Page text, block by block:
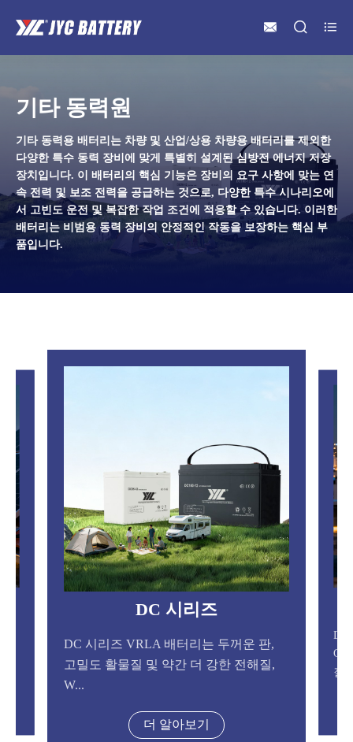
  
기타 동력원
기타 동력용 배터리는 차량 및 산업/상용 차량용 배터리를 제외한
다양한 특수 동력 장비에 맞게 특별히 설계된 심방전 에너지 저장
장치입니다. 이 배터리의 핵심 기능은 장비의 요구 사항에 맞는 연
속 전력 및 보조 전력을 공급하는 것으로, 다양한 특수 시나리오에
서 고빈도 운전 및 복잡한 작업 조건에 적응할 수 있습니다. 이러한
배터리는 비범용 동력 장비의 안정적인 작동을 보장하는 핵심 부
품입니다.
DG 시리즈
DG 시리즈 배터리는 AGM 분리기와
GEL 딥 사이클링 기술로 설계되어 전해
더 알아보기